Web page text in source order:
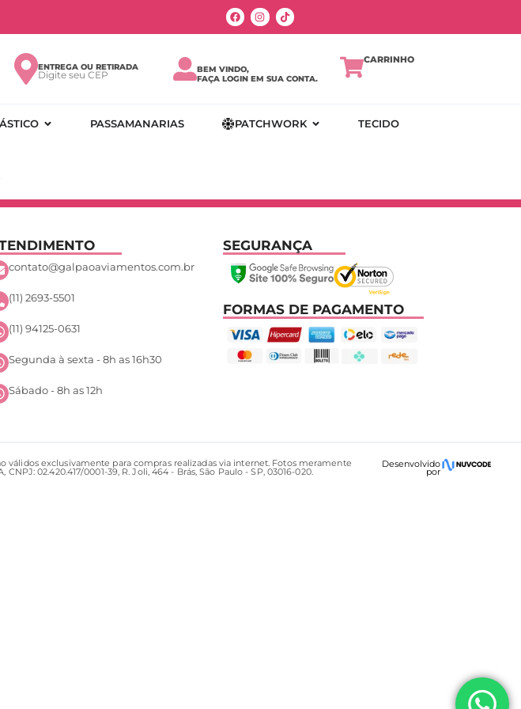
ENTREGA OU RETIRADA
Digite seu CEP
BEM VINDO,
FAÇA LOGIN EM SUA CONTA.
CARRINHO
PASSAMANARIAS PATCHWORK TECIDO
contato@galpaoaviamentos.com.br
(11) 2693-5501
(11) 94125-0631
Segunda à sexta - 8h as 16h30
Sábado - 8h as 12h
SEGURANÇA
FORMAS DE PAGAMENTO
válidos exclusivamente para compras realizadas via internet. Fotos meramente
02.420.417/0001-39, R. Joli, 464 - Brás, São Paulo - SP, 03016-020.
Desenvolvido
por